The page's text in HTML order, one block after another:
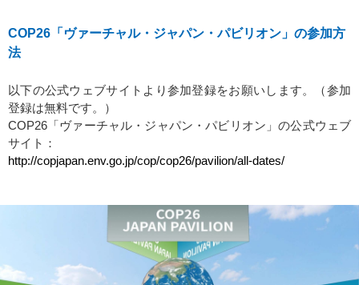
COP26「ヴァーチャル・ジャパン・パビリオン」の参加方
法
以下の公式ウェブサイトより参加登録をお願いします。（参加
登録は無料です。）
COP26「ヴァーチャル・ジャパン・パビリオン」の公式ウェブ
サイト：
http://copjapan.env.go.jp/cop/cop26/pavilion/all-dates/